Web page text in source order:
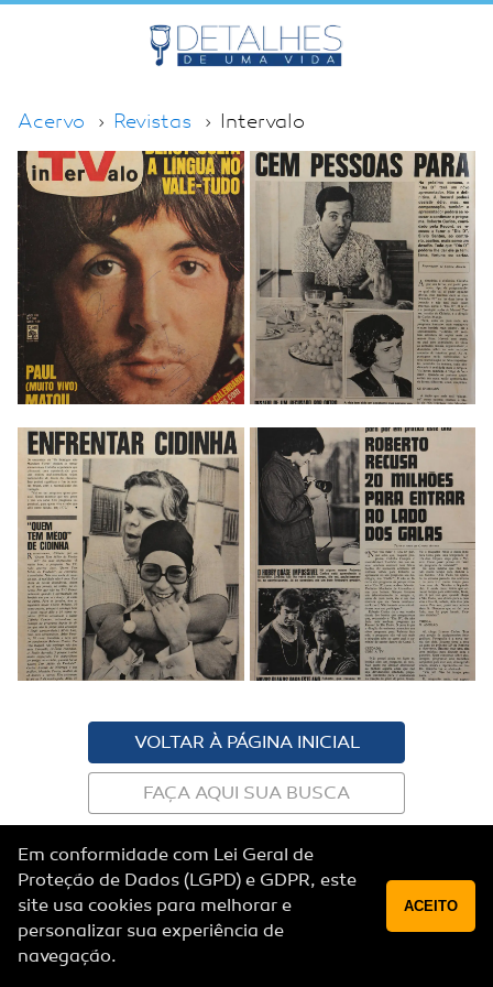
Acervo Revistas Intervalo
VOLTAR À PÁGINA INICIAL
FAÇA AQUI SUA BUSCA
© Copyright 2019 | Todos os direitos reservados
Em conformidade com Lei Geral de
Proteção de Dados (LGPD) e GDPR, este
site usa cookies para melhorar e
personalizar sua experiência de
navegação.
ACEITO